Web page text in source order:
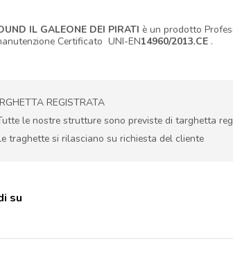
IL GALEONE DEI PIRATI è un prodotto
Certificato UNI-EN14960/2013,CE .
REGISTRATA
le nostre strutture sono previste di targhetta
traghette si rilasciano su richiesta del cliente
su